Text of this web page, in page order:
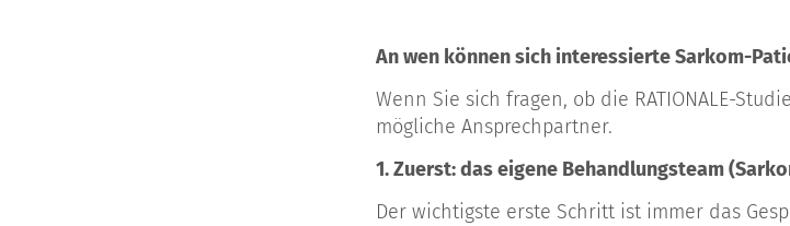
An wen können sich interessierte Sarkom-
Wenn Sie sich fragen, ob die RATIONALE-
mögliche Ansprechpartner.
1. Zuerst: das eigene Behandlungsteam
Der wichtigste erste Schritt ist immer das